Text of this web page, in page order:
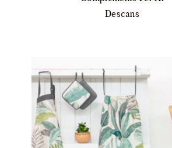
Descans